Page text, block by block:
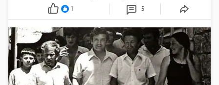
1 5